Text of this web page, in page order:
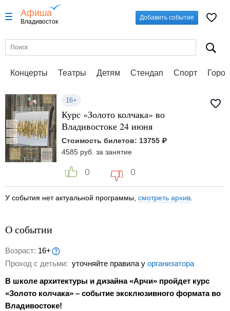
Афиша
Владивосток
Добавить событие
Концерты Театры Детям Стендап Спорт
16+
Курс «Золото колчака» во
Владивостоке 24 июня
Стоимость билетов: 13755 ₽
4585 руб. за занятие
0 0
У события нет актуальной программы, смотреть архив
О событии
Возраст: 16+
Проход с детьми: уточняйте правила у организатора
В школе архитектуры и дизайна «Арчи» пройдет курс
«Золото колчака» – событие эксклюзивного формата во
Владивостоке!